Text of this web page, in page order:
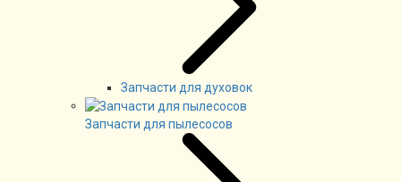
Запчасти для духовок
Запчасти для пылесосов